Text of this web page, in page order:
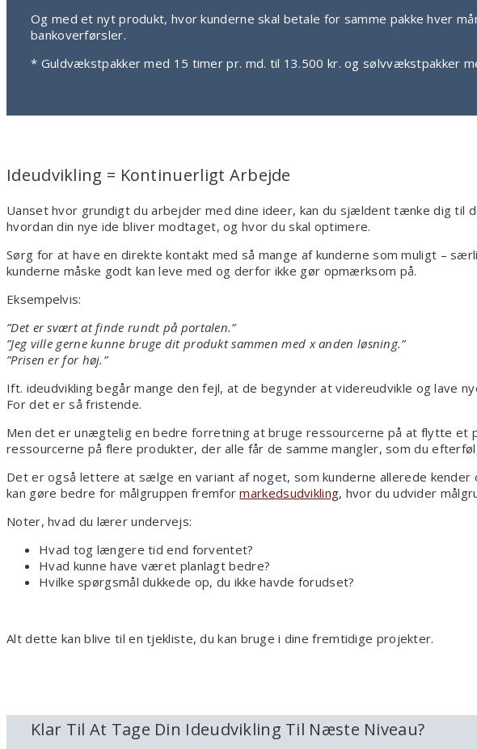
Og med et nyt produkt, hvor kunderne skal betale for samme pakke hver
bankoverførsler.
* Guldvækstpakker med 15 timer pr. md. til 13.500 kr. og sølvvækstpakker
Ideudvikling = Kontinuerligt Arbejde
Uanset hvor grundigt du arbejder med dine ideer, kan du sjældent tænke dig
hvordan din nye ide bliver modtaget, og hvor du skal optimere.
Sørg for at have en direkte kontakt med så mange af kunderne som muligt –
kunderne måske godt kan leve med og derfor ikke gør opmærksom på.
Eksempelvis:
”Det er svært at finde rundt på portalen.”
”Jeg ville gerne kunne bruge dit produkt sammen med x anden løsning.”
”Prisen er for høj.”
Ift. ideudvikling begår mange den fejl, at de begynder at videreudvikle og
For det er så fristende.
Men det er unægtelig en bedre forretning at bruge ressourcerne på at flytte
ressourcerne på flere produkter, der alle får de samme mangler, som du
Det er også lettere at sælge en variant af noget, som kunderne allerede
kan gøre bedre for målgruppen fremformarkedsudvikling, hvor du udvider
Noter, hvad du lærer undervejs:
Hvad tog længere tid end forventet?
Hvad kunne have været planlagt bedre?
Hvilke spørgsmål dukkede op, du ikke havde forudset?
Alt dette kan blive til en tjekliste, du kan bruge i dine fremtidige projekter.
Klar Til At Tage Din Ideudvikling Til Næste Niveau?